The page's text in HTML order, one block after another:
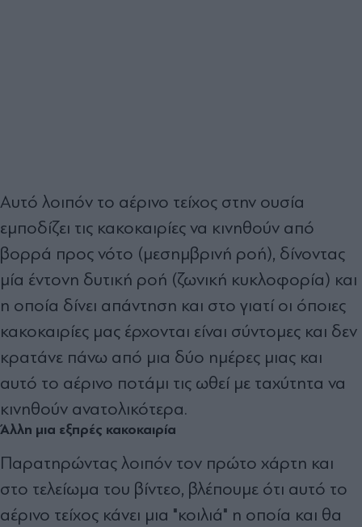
Αυτό λοιπόν το αέρινο τείχος στην ουσία
εμποδίζει τις κακοκαιρίες να κινηθούν από
βορρά προς νότο (μεσημβρινή ροή), δίνοντας
μία έντονη δυτική ροή (ζωνική κυκλοφορία) και
η οποία δίνει απάντηση και στο γιατί οι όποιες
κακοκαιρίες μας έρχονται είναι σύντομες και δεν
κρατάνε πάνω από μια δύο ημέρες μιας και
αυτό το αέρινο ποτάμι τις ωθεί με ταχύτητα να
κινηθούν ανατολικότερα.
Άλλη μια εξπρές κακοκαιρία
Παρατηρώντας λοιπόν τον πρώτο χάρτη και
στο τελείωμα του βίντεο, βλέπουμε ότι αυτό το
αέρινο τείχος κάνει μια "κοιλιά" η οποία και θα